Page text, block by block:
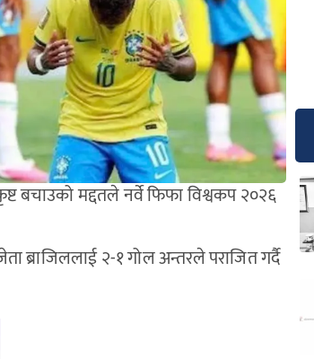
बचाउको मद्दतले नर्वे फिफा विश्वकप २०२६
ब्राजिललाई २-१ गोल अन्तरले पराजित गर्दै